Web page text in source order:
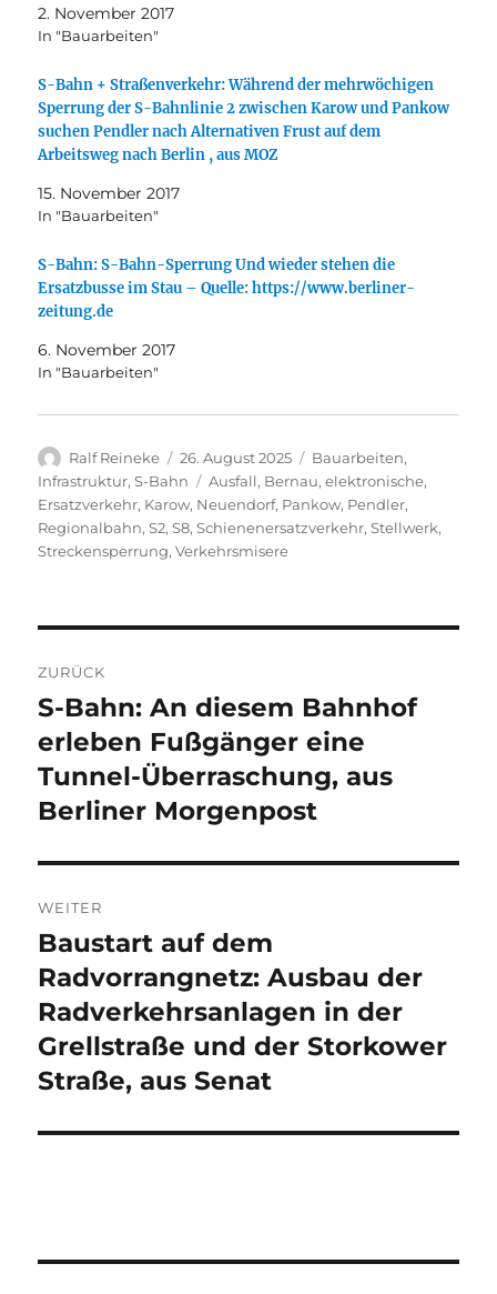
2. November 2017
In "Bauarbeiten"
S-Bahn + Straßenverkehr: Während der mehrwöchigen
Sperrung der S-Bahnlinie 2 zwischen Karow und Pankow
suchen Pendler nach Alternativen Frust auf dem
Arbeitsweg nach Berlin , aus MOZ
15. November 2017
In "Bauarbeiten"
S-Bahn: S-Bahn-Sperrung Und wieder stehen die
Ersatzbusse im Stau – Quelle: https://www.berliner-
zeitung.de
6. November 2017
In "Bauarbeiten"
Autor
Ralf Reineke
Veröffentlicht
am
26. August 2025 Kategorien
Bauarbeiten,
Infrastruktur,S-Bahn Schlagwörter
Ausfall, Bernau,elektronische,
Ersatzverkehr, Karow, Neuendorf, Pankow, Pendler,
Regionalbahn,S2,S8,Schienenersatzverkehr,Stellwerk,
Streckensperrung,Verkehrsmisere
ZURÜCK
Vorheriger
Beitrag:
S-Bahn: An diesem Bahnhof
erleben Fußgänger eine
Tunnel-Überraschung, aus
Berliner Morgenpost
WEITER
Nächster
Beitrag:
Baustart auf dem
Radvorrangnetz: Ausbau der
Radverkehrsanlagen in der
Grellstraße und der Storkower
Straße, aus Senat